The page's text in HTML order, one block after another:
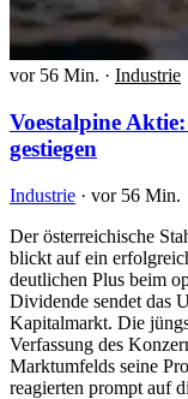
vor 56 Min. · Industrie
Voestalpine
gestiegen
Industrie · vor 56 Min.
Der österreichische
blickt auf ein
deutlichen Plus beim
Dividende sendet das
Kapitalmarkt. Die
Verfassung des
Marktumfelds seine
reagierten prompt auf